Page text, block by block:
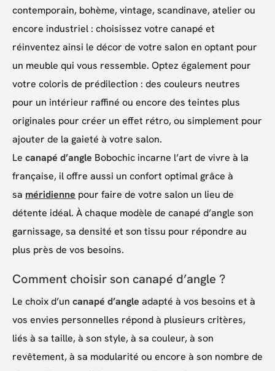
contemporain, bohème, vintage, scandinave, atelier ou
encore industriel : choisissez votre canapé et
réinventez ainsi le décor de votre salon en optant pour
un meuble qui vous ressemble. Optez également pour
votre coloris de prédilection : des couleurs neutres
pour un intérieur raffiné ou encore des teintes plus
originales pour créer un effet rétro, ou simplement pour
ajouter de la gaieté à votre salon.
Le canapé d’angle Bobochic incarne l’art de vivre à la
française, il offre aussi un confort optimal grâce à
sa méridienne pour faire de votre salon un lieu de
détente idéal. À chaque modèle de canapé d’angle son
garnissage, sa densité et son tissu pour répondre au
plus près de vos besoins.
Comment choisir son canapé d’angle ?
Le choix d’un canapé d’angle adapté à vos besoins et à
vos envies personnelles répond à plusieurs critères,
liés à sa taille, à son style, à sa couleur, à son
revêtement, à sa modularité ou encore à son nombre de